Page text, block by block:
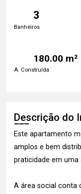
3
Banheiros
180.00 m²
A. Construída
Descrição do
Este apartamento
amplos e bem
praticidade em
A área social conta